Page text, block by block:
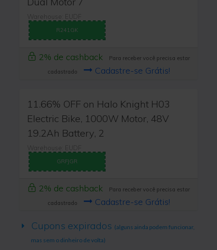
Warehouse: EUDF
R241GK
2% de cashback
Para receber você precisa estar
cadastrado
Cadastre-se Grátis!
11.66% OFF on Halo Knight H03
Electric Bike, 1000W Motor, 48V
19.2Ah Battery, 2
Warehouse: EUDF
GRFJGR
2% de cashback
Para receber você precisa estar
cadastrado
Cadastre-se Grátis!
Cupons expirados (alguns ainda podem funcionar,
mas sem o dinheiro de volta)